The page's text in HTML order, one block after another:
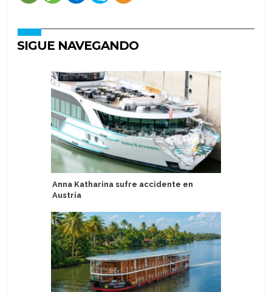
SIGUE NAVEGANDO
Anna Katharina sufre accidente en
Austria